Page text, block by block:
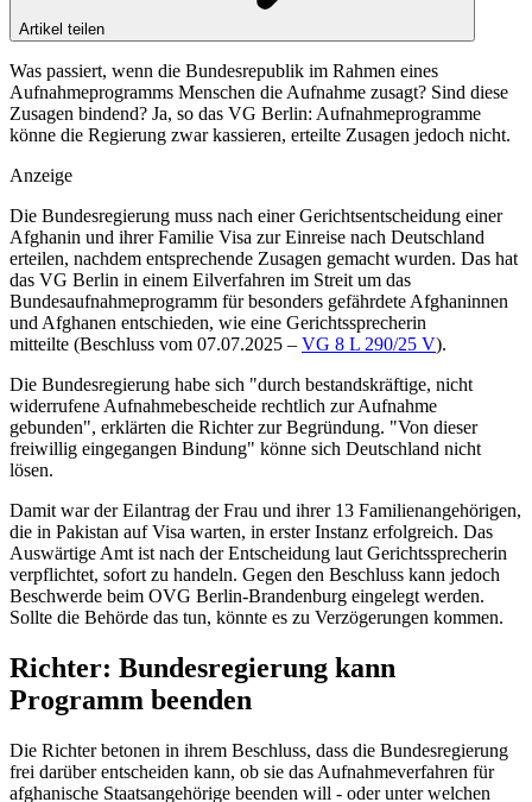
Artikel teilen
Was passiert, wenn die Bundesrepublik im Rahmen eines
Aufnahmeprogramms Menschen die Aufnahme zusagt? Sind diese
Zusagen bindend? Ja, so das VG Berlin: Aufnahmeprogramme
könne die Regierung zwar kassieren, erteilte Zusagen jedoch nicht.
Anzeige
Die Bundesregierung muss nach einer Gerichtsentscheidung einer
Afghanin und ihrer Familie Visa zur Einreise nach Deutschland
erteilen, nachdem entsprechende Zusagen gemacht wurden. Das hat
das VG Berlin in einem Eilverfahren im Streit um das
Bundesaufnahmeprogramm für besonders gefährdete Afghaninnen
und Afghanen entschieden, wie eine Gerichtssprecherin
mitteilte (Beschluss vom 07.07.2025 – VG 8 L 290/25 V).
Die Bundesregierung habe sich "durch bestandskräftige, nicht
widerrufene Aufnahmebescheide rechtlich zur Aufnahme
gebunden", erklärten die Richter zur Begründung. "Von dieser
freiwillig eingegangen Bindung" könne sich Deutschland nicht
lösen.
Damit war der Eilantrag der Frau und ihrer 13 Familienangehörigen,
die in Pakistan auf Visa warten, in erster Instanz erfolgreich. Das
Auswärtige Amt ist nach der Entscheidung laut Gerichtssprecherin
verpflichtet, sofort zu handeln. Gegen den Beschluss kann jedoch
Beschwerde beim OVG Berlin-Brandenburg eingelegt werden.
Sollte die Behörde das tun, könnte es zu Verzögerungen kommen.
Richter: Bundesregierung kann
Programm beenden
Die Richter betonen in ihrem Beschluss, dass die Bundesregierung
frei darüber entscheiden kann, ob sie das Aufnahmeverfahren für
afghanische Staatsangehörige beenden will - oder unter welchen